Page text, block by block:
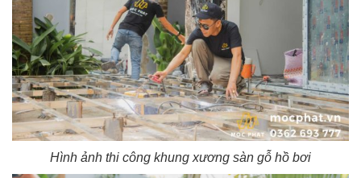
Hình ảnh thi công khung xương sàn gỗ hồ bơi